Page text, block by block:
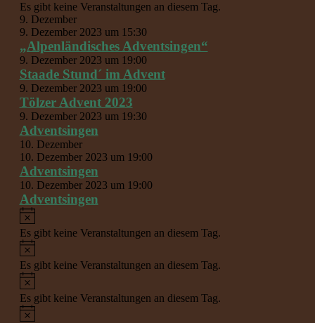
Es gibt keine Veranstaltungen an diesem Tag.
9. Dezember
9. Dezember 2023 um 15:30
„Alpenländisches Adventsingen“
9. Dezember 2023 um 19:00
Staade Stund´ im Advent
9. Dezember 2023 um 19:00
Tölzer Advent 2023
9. Dezember 2023 um 19:30
Adventsingen
10. Dezember
10. Dezember 2023 um 19:00
Adventsingen
10. Dezember 2023 um 19:00
Adventsingen
Hinweis
Es gibt keine Veranstaltungen an diesem Tag.
Hinweis
Es gibt keine Veranstaltungen an diesem Tag.
Hinweis
Es gibt keine Veranstaltungen an diesem Tag.
Hinweis